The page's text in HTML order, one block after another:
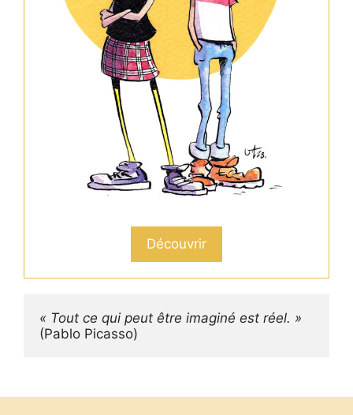
Découvrir
« Tout ce qui peut être imaginé est réel. »
(Pablo Picasso)